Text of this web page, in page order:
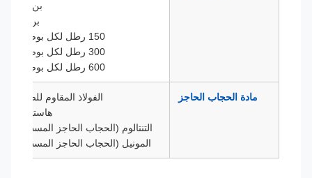
مادة الحجاب الحاجز
الفولاذ المقاوم للصدأ 316L
هاستيلوي سي
التنتالوم (الحجاب الحاجز المسطح فقط)
المونيل (الحجاب الحاجز المسطح فقط)